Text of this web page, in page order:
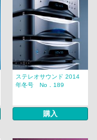
ステレオサウンド 2014
年冬号 No．189
購入